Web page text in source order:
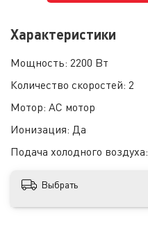
Характеристики
Мощность: 2200 Вт
Количество скоростей: 2
Мотор: AC мотор
Ионизация: Да
Подача холодного воздуха:
Выбрать